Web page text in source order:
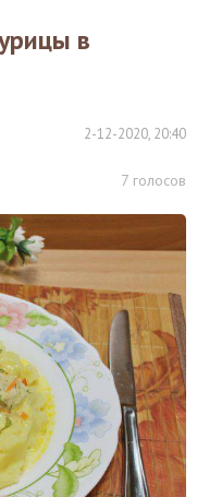
в
2-12-2020, 20:40
7 голосов